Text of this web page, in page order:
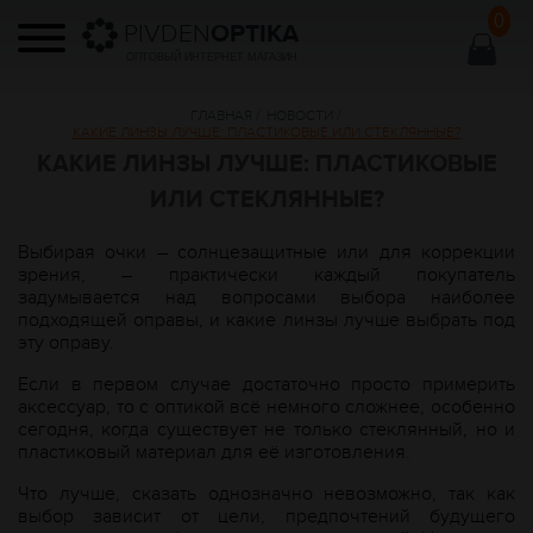
0
КАКИЕ ЛИНЗЫ ЛУЧШЕ: ПЛАСТИКОВЫЕ ИЛИ СТЕКЛЯННЫЕ?
Выбирая очки – солнцезащитные или для коррекции
зрения, – практически каждый покупатель
задумывается над вопросами выбора наиболее
подходящей оправы, и какие линзы лучше выбрать под
эту оправу.
Если в первом случае достаточно просто примерить
аксессуар, то с оптикой всё немного сложнее, особенно
сегодня, когда существует не только стеклянный, но и
пластиковый материал для её изготовления.
Что лучше, сказать однозначно невозможно, так как
выбор зависит от цели, предпочтений будущего